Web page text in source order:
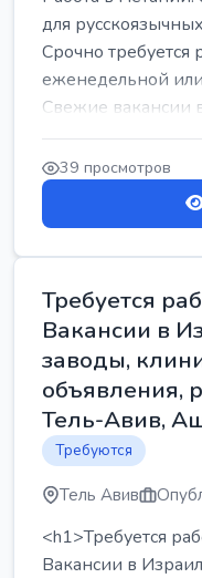
для
Срочно требуется
еженедельной
Свежие вакансии
39 просмотров
Требуется
Вакансии в
заводы,
объявления,
Тель-Авив,
Требуются
Тель Авив
<h1>Требуется
Вакансии в